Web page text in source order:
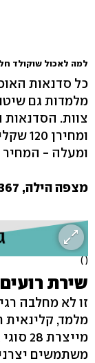
למה לאכול שוקולד
כל סדנאות
מלמדות גם
ומעלה - המחיר יורד
מצפה הילה, 050-7405367, לא כשר
( )
שירת רועים
זו לא מחלבה
מלמד,
משתמשים